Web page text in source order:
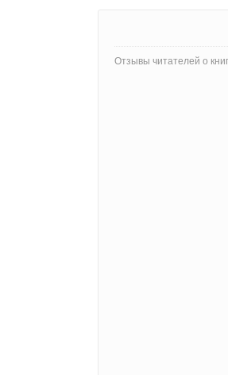
Отзывы читателей о